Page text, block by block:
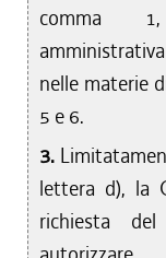
comma 1,
nelle materie
5 e 6.
3.
lettera d), la
richiesta